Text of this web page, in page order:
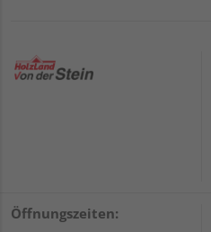
Öffnungszeiten: